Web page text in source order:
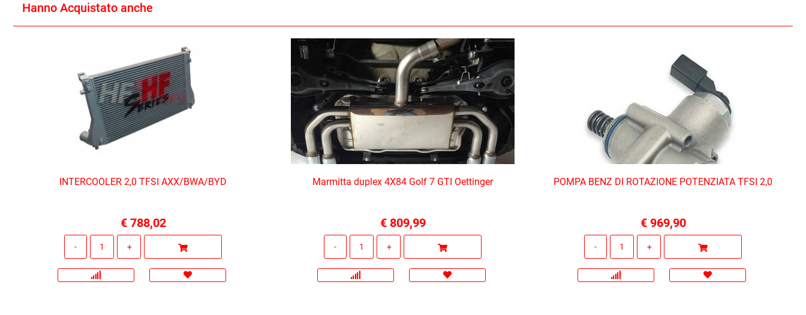
Hanno Acquistato anche
INTERCOOLER 2,0 TFSI AXX/BWA/BYD
€ 788,02
Marmitta duplex 4X84 Golf 7 GTI Oettinger
€ 809,99
POMPA BENZ DI ROTAZIONE POTENZIATA TFSI 2,0
€ 969,90